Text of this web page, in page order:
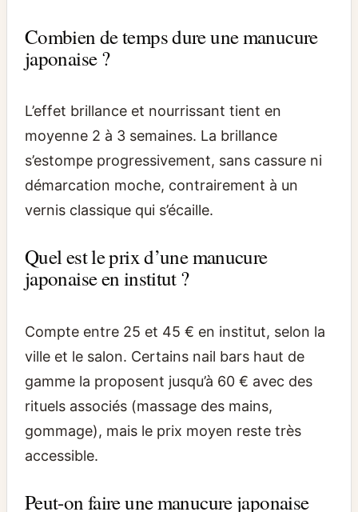
Combien de temps dure une manucure
japonaise ?
L’effet brillance et nourrissant tient en
moyenne 2 à 3 semaines. La brillance
s’estompe progressivement, sans cassure ni
démarcation moche, contrairement à un
vernis classique qui s’écaille.
Quel est le prix d’une manucure
japonaise en institut ?
Compte entre 25 et 45 € en institut, selon la
ville et le salon. Certains nail bars haut de
gamme la proposent jusqu’à 60 € avec des
rituels associés (massage des mains,
gommage), mais le prix moyen reste très
accessible.
Peut-on faire une manucure japonaise